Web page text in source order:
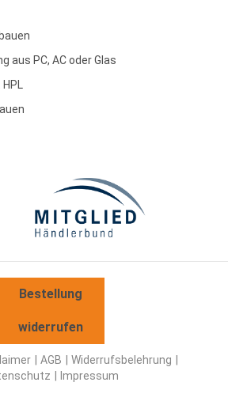
aus PC, AC oder Glas
Bestellung
widerrufen
AGB
Widerrufsbelehrung
Impressum